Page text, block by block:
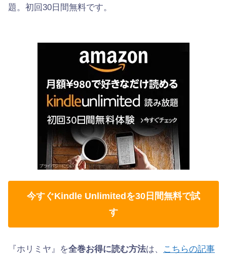
題。初回30日間無料です。
今すぐKindle Unlimitedを30日間無料で試
す
『ホリミヤ』を全巻お得に読む方法は、
こちらの記事